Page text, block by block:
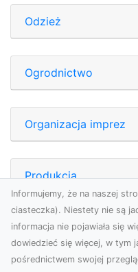
Odzież
Ogrodnictwo
Organizacja imprez
Produkcja
Przemysł metalowy
Informujemy, że na naszej
ciasteczka). Niestety nie są
informacja nie pojawiała się
dowiedzieć się więcej, w tym
pośrednictwem swojej